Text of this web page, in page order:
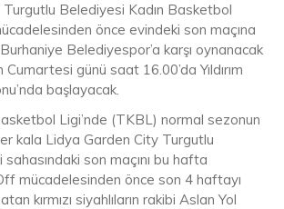
Belediyesi Kadın Basketbol
önce evindeki son maçına
Belediyespor’a karşı oynanacak
günü saat 16.00’da Yıldırım
başlayacak.
Ligi’nde (TKBL) normal sezonun
kala Lidya Garden City Turgutlu
son maçını bu hafta
mücadelesinden önce son 4 haftayı
kırmızı siyahlıların rakibi Aslan Yol